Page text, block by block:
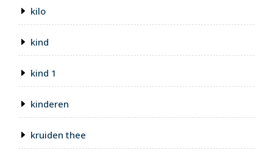
kilo
kind
kind 1
kinderen
kruiden thee